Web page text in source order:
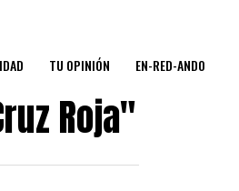
TU OPINIÓN EN-RED-ANDO
Roja"